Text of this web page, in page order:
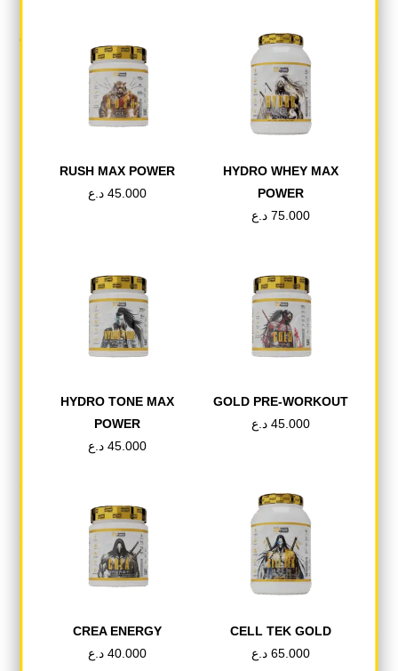
Categories: HEALTH&VITAMIN
تريبولوس تيريستريس مكمل عشبي قوي يُستخدم تقليديًا لتعزيز إنتاج
هرمون التستوستيرون الطبيعي، وتعزيز القوة، وتحسين الأداء الرياضي.
بشكل عام، وهو الخيار المفضل لدى الرياضيين والأفراد النشطين الذين
• يعزز القوة والطاقة ونمو العضلات
• يحسن القدرة على التحمل والأداء الرياضي
• يعزز الرغبة الجنسية والحيوية بشكل عام
RUSH MAX POWER
45.000 د.ع
HYDRO WHEY MAX
POWER
75.000 د.ع
HYDRO TONE MAX
POWER
45.000 د.ع
GOLD PRE-WORKOUT
45.000 د.ع
CREA ENERGY
40.000 د.ع
CELL TEK GOLD
65.000 د.ع